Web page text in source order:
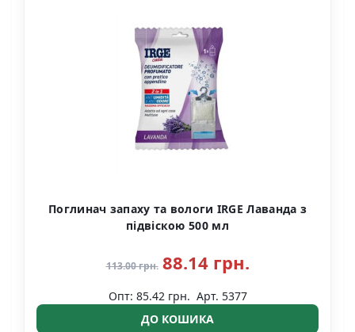
Поглинач запаху та вологи IRGE Лаванда з
підвіскою 500 мл
113.00 грн. 88.14 грн.
Опт: 85.42 грн. Арт. 5377
ДО КОШИКА